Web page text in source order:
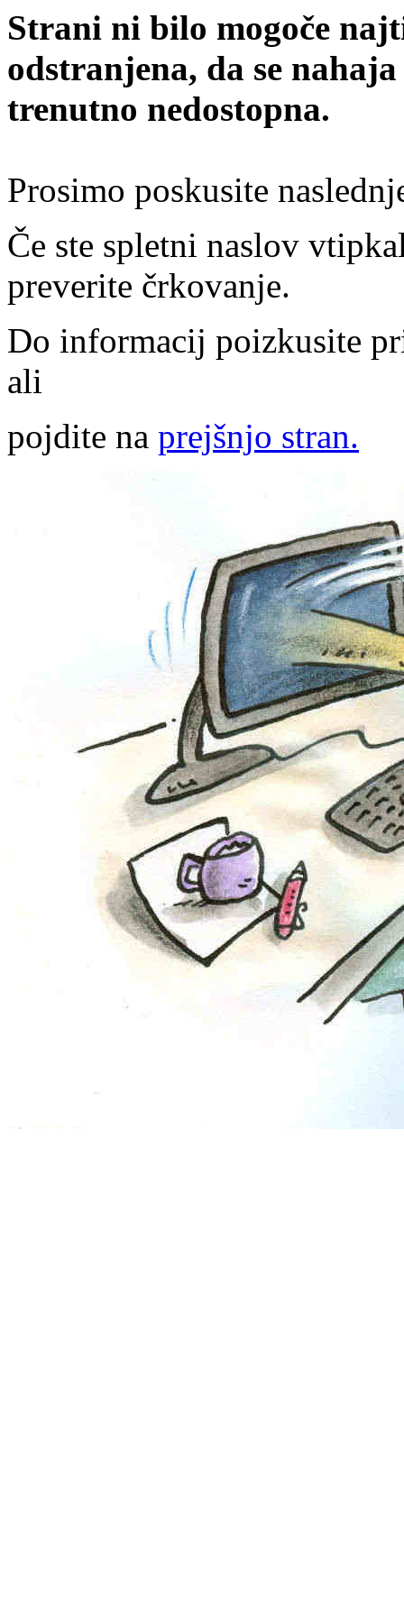
Strani ni bilo mogoče
odstranjena, da se
trenutno nedostopna.
Prosimo poskusite
Če ste spletni naslov
preverite črkovanje.
Do informacij poizkusite
ali
pojdite na prejšnjo stran.